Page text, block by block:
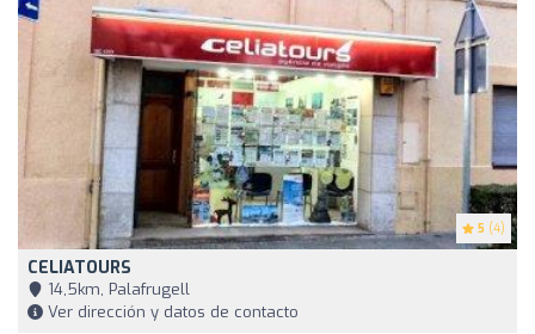
5 (4)
CELIATOURS
14,5km, Palafrugell
Ver dirección y datos de contacto